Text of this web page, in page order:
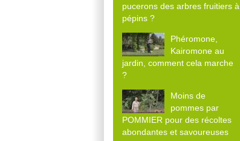
pucerons des arbres fruitiers à
pépins ?
Phéromone,
Kairomone au
jardin, comment cela marche
?
Moins de
pommes par
POMMIER pour des récoltes
abondantes et savoureuses